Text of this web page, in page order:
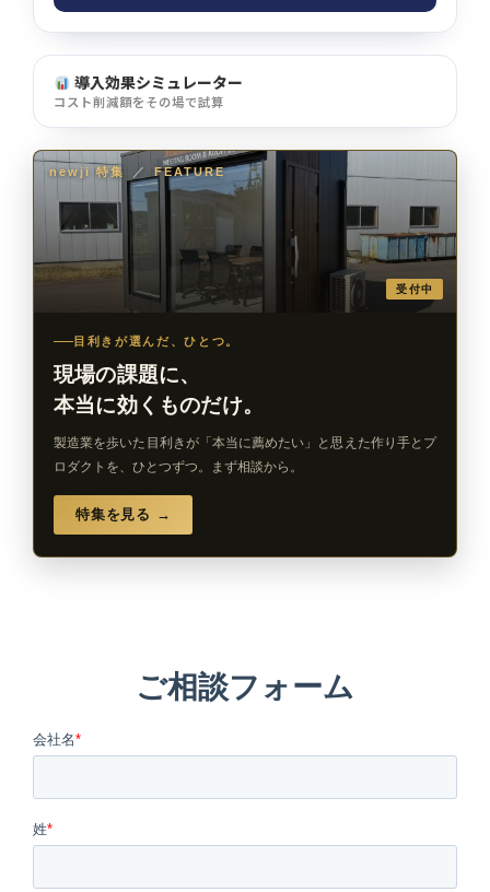
導入効果シミュレーター
コスト削減額をその場で試算
newji 特集 ／ FEATURE
受付中
目利きが選んだ、ひとつ。
現場の課題に、
本当に効くものだけ。
製造業を歩いた目利きが「本当に薦めたい」と思えた作り手とプ
ロダクトを、ひとつずつ。まず相談から。
特集を見る →